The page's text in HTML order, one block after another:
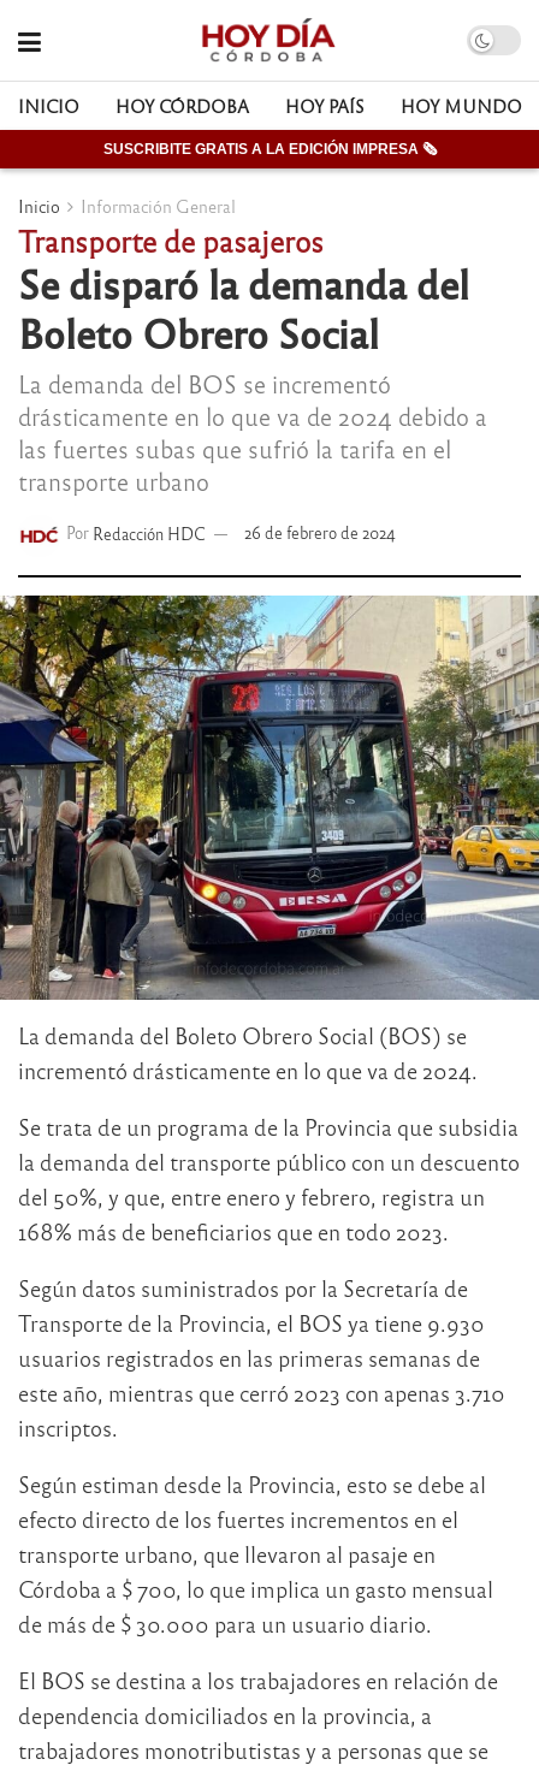
INICIO HOY CÓRDOBA HOY PAÍS HOY MUNDO
SUSCRIBITE GRATIS A LA EDICIÓN IMPRESA 🗞
Inicio Información General
Transporte de pasajeros
Se disparó la demanda del
Boleto Obrero Social
La demanda del BOS se incrementó
drásticamente en lo que va de 2024 debido a
las fuertes subas que sufrió la tarifa en el
transporte urbano
Por Redacción HDC 26 de febrero de 2024
La demanda del Boleto Obrero Social (BOS) se
incrementó drásticamente en lo que va de 2024.
Se trata de un programa de la Provincia que subsidia
la demanda del transporte público con un descuento
del 50%, y que, entre enero y febrero, registra un
168% más de beneficiarios que en todo 2023.
Según datos suministrados por la Secretaría de
Transporte de la Provincia, el BOS ya tiene 9.930
usuarios registrados en las primeras semanas de
este año, mientras que cerró 2023 con apenas 3.710
inscriptos.
Según estiman desde la Provincia, esto se debe al
efecto directo de los fuertes incrementos en el
transporte urbano, que llevaron al pasaje en
Córdoba a $ 700, lo que implica un gasto mensual
de más de $ 30.000 para un usuario diario.
El BOS se destina a los trabajadores en relación de
dependencia domiciliados en la provincia, a
trabajadores monotributistas y a personas que se